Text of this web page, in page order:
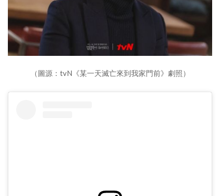
（圖源：tvN《某一天滅亡來到我家門前》劇照）